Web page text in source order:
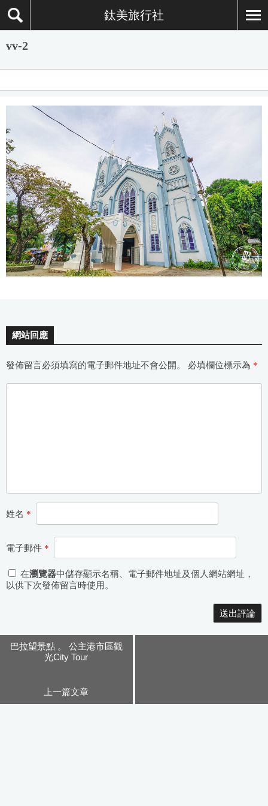
鈦美旅行社
vv-2
網站回應
發佈留言必須填寫的電子郵件地址不會公開。 必填欄位標示為 *
姓名 *
電子郵件 *
在瀏覽器中儲存顯示名稱、電子郵件地址及個人網站網址，
以供下次發佈留言時使用。
巴拉望景點 。 公主港市區觀
光City Tour
上一篇文章